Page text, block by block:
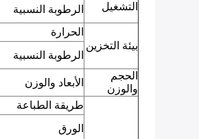
التشغيل
الرطوبة النسبية
بيئة التخزين
الحرارة
الرطوبة النسبية
الحجم
والوزن
الأبعاد والوزن
طريقة الطباعة
الورق